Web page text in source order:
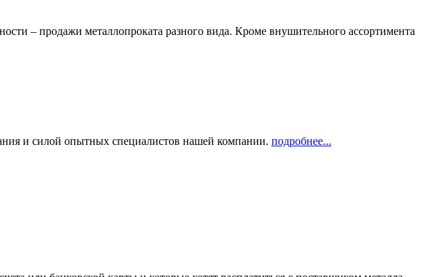
– продажи металлопроката разного вида. Кроме внушительного ассортимента
и силой опытных специалистов нашей компании. подробнее...